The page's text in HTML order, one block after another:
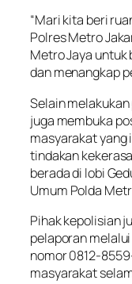
“Mari kita beri
Polres Metro
Metro Jaya
dan menangkap
Selain
juga membuka
masyarakat yang
tindakan
berada di lobi
Umum Polda
Pihak kepolisian
pelaporan
nomor 0812-
masyarakat